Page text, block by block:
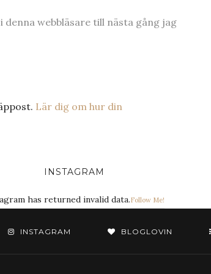
webbläsare till nästa gång jag
Lär dig om hur din
INSTAGRAM
has returned invalid data.Follow Me!
INSTAGRAM BLOGLOVIN